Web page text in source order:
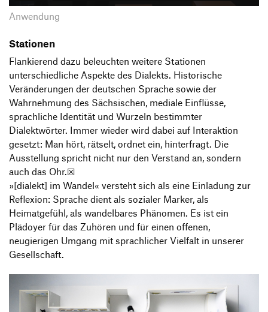
Anwendung
Stationen
Flankierend dazu beleuchten weitere Stationen
unterschiedliche Aspekte des Dialekts. Historische
Veränderungen der deutschen Sprache sowie der
Wahrnehmung des Sächsischen, mediale Einflüsse,
sprachliche Identität und Wurzeln bestimmter
Dialektwörter. Immer wieder wird dabei auf Interaktion
gesetzt: Man hört, rätselt, ordnet ein, hinterfragt. Die
Ausstellung spricht nicht nur den Verstand an, sondern
auch das Ohr.☒
»[dialekt] im Wandel« versteht sich als eine Einladung zur
Reflexion: Sprache dient als sozialer Marker, als
Heimatgefühl, als wandelbares Phänomen. Es ist ein
Plädoyer für das Zuhören und für einen offenen,
neugierigen Umgang mit sprachlicher Vielfalt in unserer
Gesellschaft.